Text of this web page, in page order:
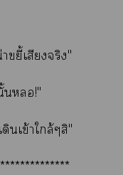
ขยี้เสียงจริง"
!"
นเข้าใกล้ๆสิ"